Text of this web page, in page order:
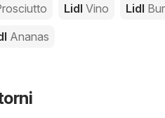
Lidl Vino Lidl
Ananas